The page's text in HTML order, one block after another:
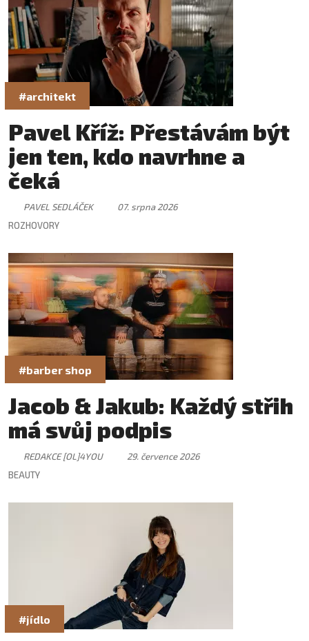
#architekt
Pavel Kříž: Přestávám být
jen ten, kdo navrhne a
čeká
PAVEL SEDLÁČEK
07. srpna 2026
ROZHOVORY
#barber shop
Jacob & Jakub: Každý střih
má svůj podpis
REDAKCE [OL]4YOU
29. července 2026
BEAUTY
#jídlo